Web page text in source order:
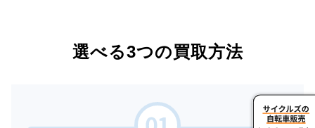
選べる3つの買取方法